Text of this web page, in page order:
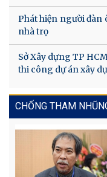
Phát hiện người
nhà trọ
Sở Xây dựng TP
thi công dự án xây
CHỐNG THAM